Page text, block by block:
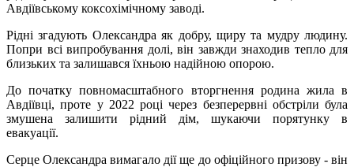
Авдіївському коксохімічному заводі.
Рідні згадують Олександра як добру, щиру та мудру людину.
Попри всі випробування долі, він завжди знаходив тепло для
близьких та залишався їхньою надійною опорою.
До початку повномасштабного вторгнення родина жила в
Авдіївці, проте у 2022 році через безперервні обстріли була
змушена залишити рідний дім, шукаючи порятунку в
евакуації.
Серце Олександра вимагало дії ще до офіційного призову - він